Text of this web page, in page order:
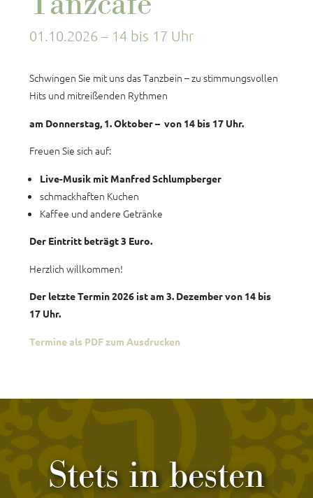
01.10.2026 – 14 bis 17 Uhr
Schwingen Sie mit uns das Tanzbein – zu stimmungsvollen
Hits und mitreißenden Rythmen
am Donnerstag, 1. Oktober – von 14 bis 17 Uhr.
Freuen Sie sich auf:
Live-Musik mit Manfred Schlumpberger
schmackhaften Kuchen
Kaffee und andere Getränke
Der Eintritt beträgt 3 Euro.
Herzlich willkommen!
Der letzte Termin 2026 ist am 3. Dezember von 14 bis
17 Uhr.
Termine als PDF zum Ausdrucken
Stets in besten